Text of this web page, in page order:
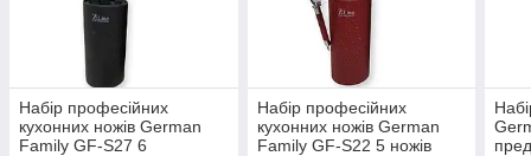
Набір професійних
кухонних ножів German
Family GF-S27 6
Набір професійних
кухонних ножів German
Family GF-S22 5 ножів